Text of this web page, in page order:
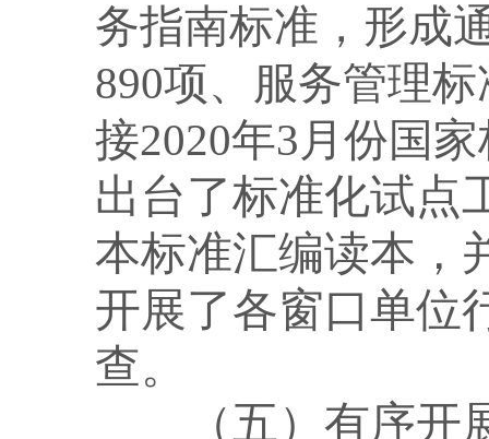
务指南标准，形成
890项、服务管理标
接2020年3月份国
出台了标准化试点
本标准汇编读本，
开展了各窗口单位
查。
（五）有序